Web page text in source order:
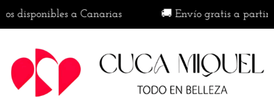
a Canarias 🚚 Envío gratis a partir